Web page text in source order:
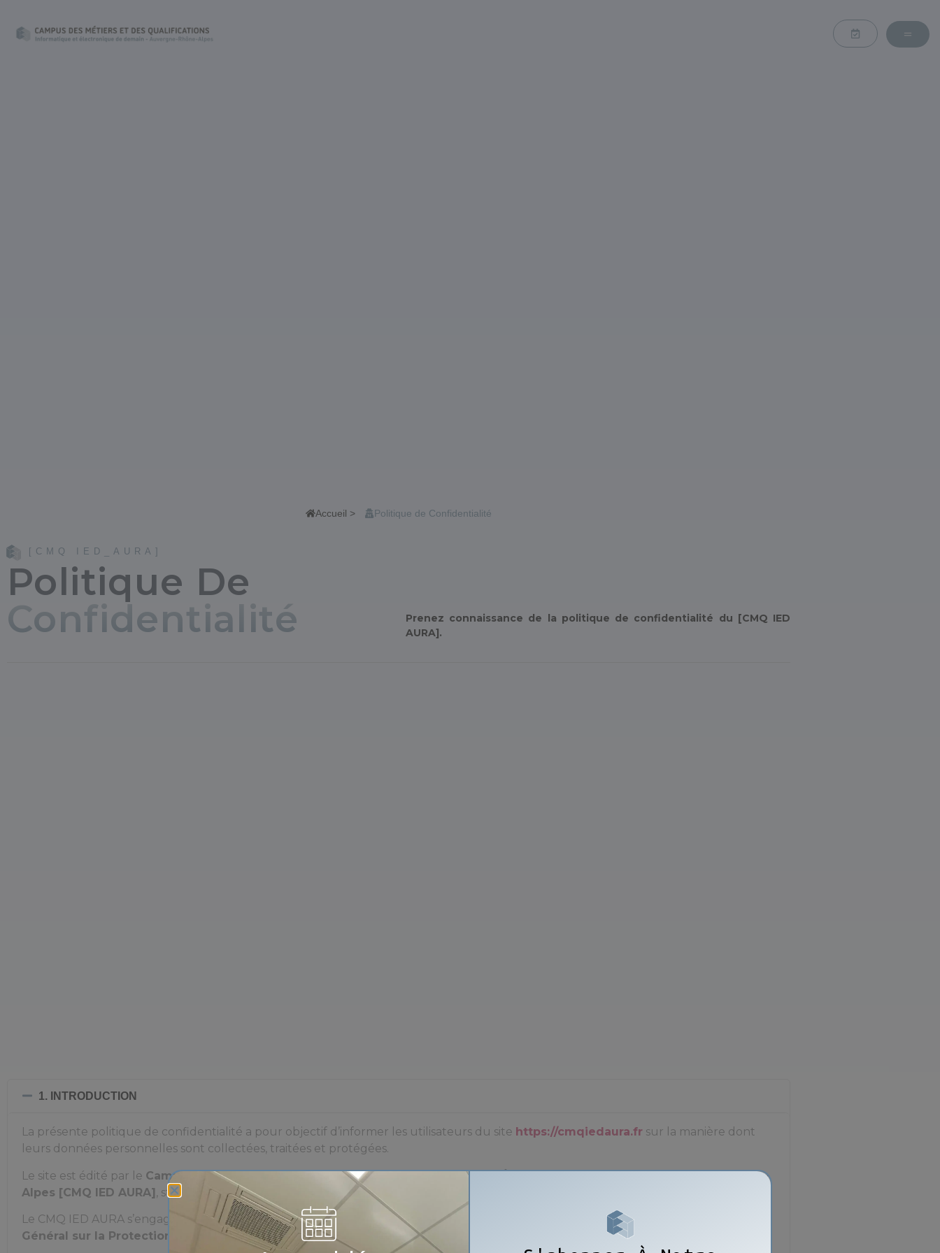
Accueil > Politique de Confidentialité
[CMQ IED_AURA]
Politique De
Confidentialité
Prenez connaissance de la politique de confidentialité du [CMQ IED
AURA].
1. INTRODUCTION
La présente politique de confidentialité a pour objectif d’informer les utilisateurs du site https://cmqiedaura.fr sur la manière dont
leurs données personnelles sont collectées, traitées et protégées.
Le site est édité par le Campus des Métiers et des Qualifications Informatique et Électronique de Demain – Auvergne-Rhône-
Alpes [CMQ IED AURA], structure labellisée par l’État et la Région Auvergne-Rhône-Alpes.
Le CMQ IED AURA s’engage à garantir la confidentialité et la sécurité des données personnelles conformément au
Général sur la Protection des Données (RGPD) et à la loi Informatique et Libertés